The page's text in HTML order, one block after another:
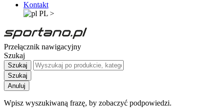
Kontakt
PL >
Przełącznik nawigacyjny
Szukaj
Szukaj
Szukaj
Anuluj
Wpisz wyszukiwaną frazę, by zobaczyć podpowiedzi.